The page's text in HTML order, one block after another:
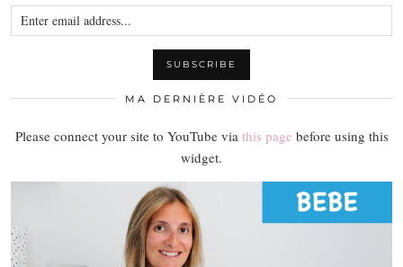
MA DERNIÈRE VIDÉO
Please connect your site to YouTube via this page before using this
widget.